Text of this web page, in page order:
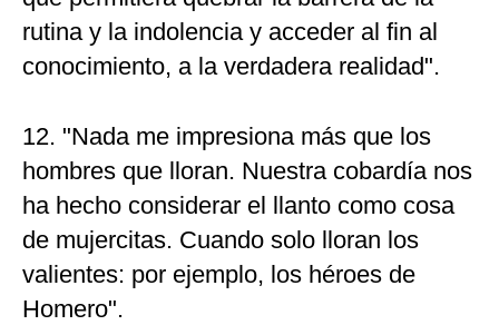
rutina y la indolencia y acceder al fin al
conocimiento, a la verdadera realidad".
12. "Nada me impresiona más que los
hombres que lloran. Nuestra cobardía nos
ha hecho considerar el llanto como cosa
de mujercitas. Cuando solo lloran los
valientes: por ejemplo, los héroes de
Homero".